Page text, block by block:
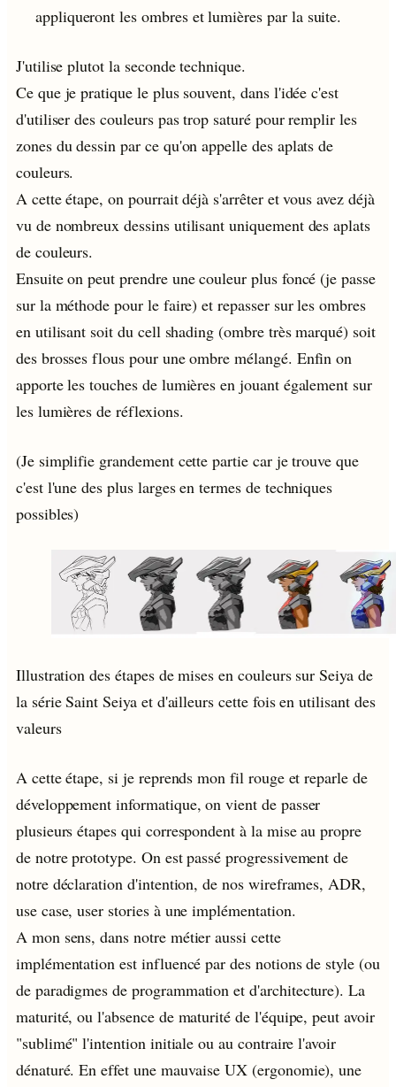
appliqueront les ombres et lumières par la suite.
J'utilise plutot la seconde technique.
Ce que je pratique le plus souvent, dans l'idée c'est
d'utiliser des couleurs pas trop saturé pour remplir les
zones du dessin par ce qu'on appelle des aplats de
couleurs.
A cette étape, on pourrait déjà s'arrêter et vous avez déjà
vu de nombreux dessins utilisant uniquement des aplats
de couleurs.
Ensuite on peut prendre une couleur plus foncé (je passe
sur la méthode pour le faire) et repasser sur les ombres
en utilisant soit du cell shading (ombre très marqué) soit
des brosses flous pour une ombre mélangé. Enfin on
apporte les touches de lumières en jouant également sur
les lumières de réflexions.
(Je simplifie grandement cette partie car je trouve que
c'est l'une des plus larges en termes de techniques
possibles)
Illustration des étapes de mises en couleurs sur Seiya de
la série Saint Seiya et d'ailleurs cette fois en utilisant des
valeurs
A cette étape, si je reprends mon fil rouge et reparle de
développement informatique, on vient de passer
plusieurs étapes qui correspondent à la mise au propre
de notre prototype. On est passé progressivement de
notre déclaration d'intention, de nos wireframes, ADR,
use case, user stories à une implémentation.
A mon sens, dans notre métier aussi cette
implémentation est influencé par des notions de style (ou
de paradigmes de programmation et d'architecture). La
maturité, ou l'absence de maturité de l'équipe, peut avoir
"sublimé" l'intention initiale ou au contraire l'avoir
dénaturé. En effet une mauvaise UX (ergonomie), une